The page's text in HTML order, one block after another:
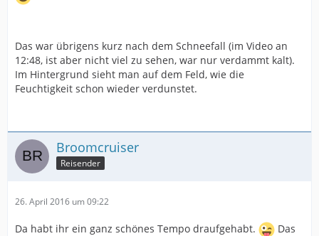
Das war übrigens kurz nach dem Schneefall (im Video an
12:48, ist aber nicht viel zu sehen, war nur verdammt kalt).
Im Hintergrund sieht man auf dem Feld, wie die
Feuchtigkeit schon wieder verdunstet.
Broomcruiser
Reisender
26. April 2016 um 09:22
Da habt ihr ein ganz schönes Tempo draufgehabt.
Das